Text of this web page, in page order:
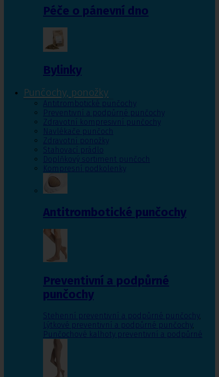
Péče o pánevní dno
Bylinky
Punčochy, ponožky
Antitrombotické punčochy
Preventivní a podpůrné punčochy
Zdravotní kompresivní punčochy
Navlékače punčoch
Zdravotní ponožky
Stahovací prádlo
Doplňkový sortiment punčoch
Kompresní podkolenky
Antitrombotické punčochy
Preventivní a podpůrné
punčochy
Stehenní preventivní a podpůrné punčochy,
Lýtkové preventivní a podpůrné punčochy,
Punčochové kalhoty preventivní a podpůrné